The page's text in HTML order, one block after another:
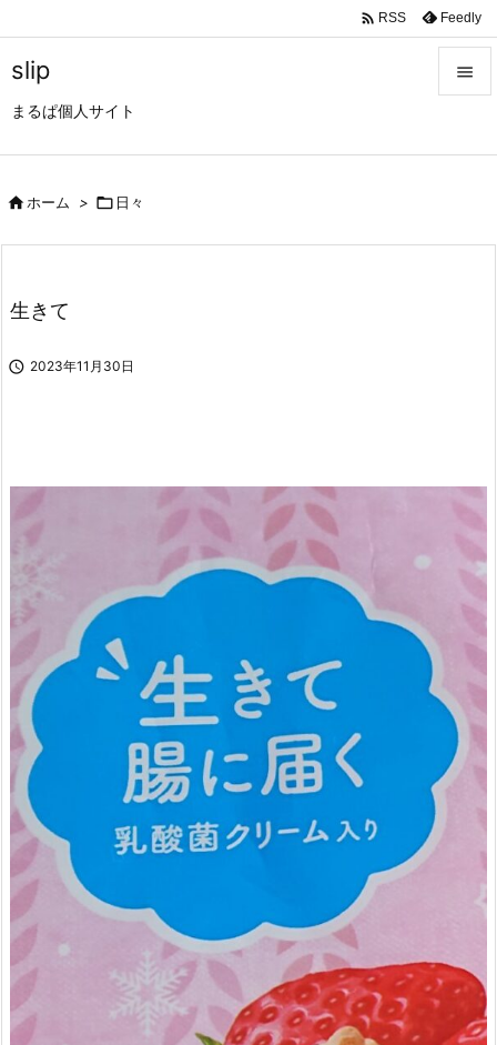
slip
まるぱ個人サイト

 RSS Feedly
ホーム >  日々
生きて
 2023年11月30日